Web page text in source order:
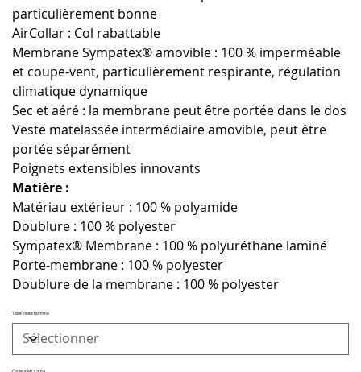
particulièrement bonne
AirCollar : Col rabattable
Membrane Sympatex® amovible : 100 % imperméable
et coupe-vent, particulièrement respirante, régulation
climatique dynamique
Sec et aéré : la membrane peut être portée dans le dos
Veste matelassée intermédiaire amovible, peut être
portée séparément
Poignets extensibles innovants
Matière :
Matériau extérieur : 100 % polyamide
Doublure : 100 % polyester
Sympatex® Membrane : 100 % polyuréthane laminé
Porte-membrane : 100 % polyester
Doublure de la membrane : 100 % polyester
Taille veste homme